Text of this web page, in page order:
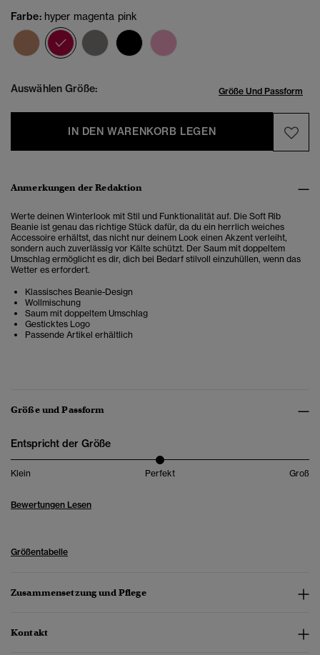
Farbe: hyper magenta pink
Ausgewählt
Auswählen Größe: Größe Und Passform
IN DEN WARENKORB LEGEN
Anmerkungen der Redaktion
Werte deinen Winterlook mit Stil und Funktionalität auf. Die Soft Rib
Beanie ist genau das richtige Stück dafür, da du ein herrlich weiches
Accessoire erhältst, das nicht nur deinem Look einen Akzent verleiht,
sondern auch zuverlässig vor Kälte schützt. Der Saum mit doppeltem
Umschlag ermöglicht es dir, dich bei Bedarf stilvoll einzuhüllen, wenn das
Wetter es erfordert.
Klassisches Beanie-Design
Wollmischung
Saum mit doppeltem Umschlag
Gesticktes Logo
Passende Artikel erhältlich
Größe und Passform
Entspricht der Größe
Klein Perfekt Groß
Bewertungen Lesen
Größentabelle
Zusammensetzung und Pflege
Kontakt